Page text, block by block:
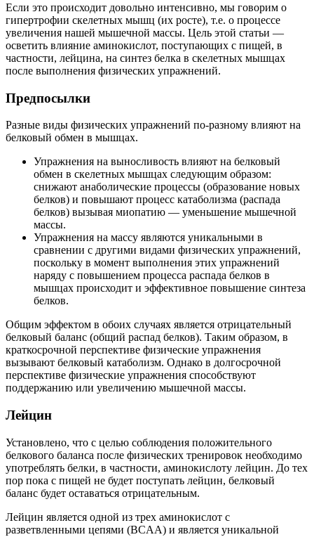
Если это происходит довольно интенсивно, мы говорим о
гипертрофии скелетных мышц (их росте), т.е. о процессе
увеличения нашей мышечной массы. Цель этой статьи —
осветить влияние аминокислот, поступающих с пищей, в
частности, лейцина, на синтез белка в скелетных мышцах
после выполнения физических упражнений.
Предпосылки
Разные виды физических упражнений по-разному влияют на
белковый обмен в мышцах.
Упражнения на выносливость влияют на белковый
обмен в скелетных мышцах следующим образом:
снижают анаболические процессы (образование новых
белков) и повышают процесс катаболизма (распада
белков) вызывая миопатию — уменьшение мышечной
массы.
Упражнения на массу являются уникальными в
сравнении с другими видами физических упражнений,
поскольку в момент выполнения этих упражнений
наряду с повышением процесса распада белков в
мышцах происходит и эффективное повышение синтеза
белков.
Общим эффектом в обоих случаях является отрицательный
белковый баланс (общий распад белков). Таким образом, в
краткосрочной перспективе физические упражнения
вызывают белковый катаболизм. Однако в долгосрочной
перспективе физические упражнения способствуют
поддержанию или увеличению мышечной массы.
Лейцин
Установлено, что с целью соблюдения положительного
белкового баланса после физических тренировок необходимо
употреблять белки, в частности, аминокислоту лейцин. До тех
пор пока с пищей не будет поступать лейцин, белковый
баланс будет оставаться отрицательным.
Лейцин является одной из трех аминокислот с
разветвленными цепями (BCAA) и является уникальной